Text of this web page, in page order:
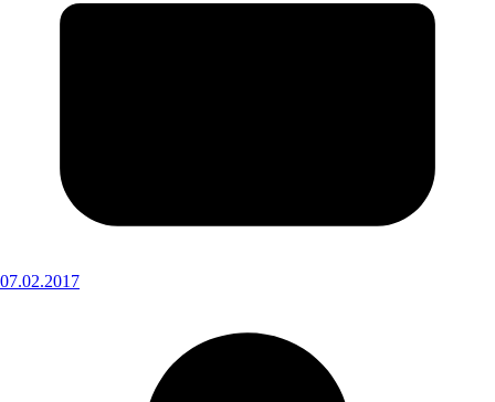
07.02.2017